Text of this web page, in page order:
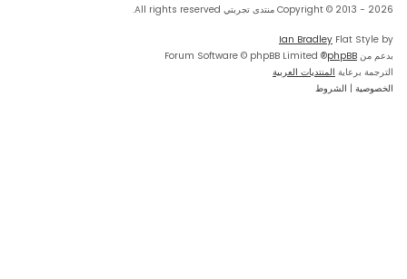
Copyright © 2013 - 2026 منتدى تجربتي All rights reserved.
Flat Style by
Ian Bradley
بدعم من phpBB
® Forum Software © phpBB Limited
الترجمة برعاية المنتديات العربية
الخصوصية | الشروط